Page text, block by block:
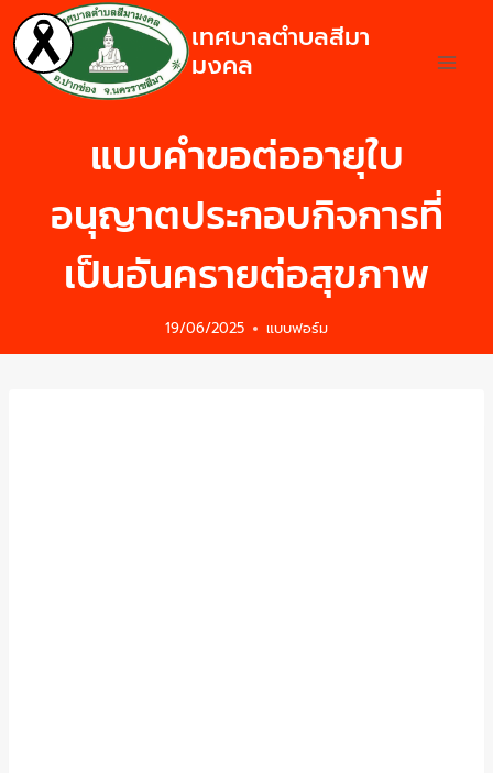
เทศบาลตำบลสีมา
มงคล
แบบคำขอต่ออายุใบ
อนุญาตประกอบกิจการที่
เป็นอันครายต่อสุขภาพ
19/06/2025 แบบฟอร์ม